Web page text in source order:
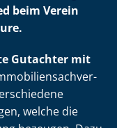
beim Verein
Gutachter mit
welche die